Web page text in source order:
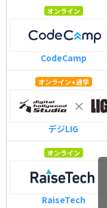
オンライン
CodeCamp
オンライン+通学
デジLIG
オンライン
RaiseTech